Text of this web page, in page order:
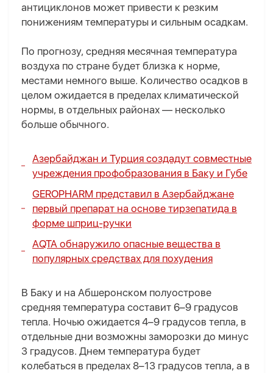
антициклонов может привести к резким
понижениям температуры и сильным осадкам.
По прогнозу, средняя месячная температура
воздуха по стране будет близка к норме,
местами немного выше. Количество осадков в
целом ожидается в пределах климатической
нормы, в отдельных районах — несколько
больше обычного.
Азербайджан и Турция создадут совместные
учреждения профобразования в Баку и Губе
GEROPHARM представил в Азербайджане
первый препарат на основе тирзепатида в
форме шприц-ручки
AQTA обнаружило опасные вещества в
популярных средствах для похудения
В Баку и на Абшеронском полуострове
средняя температура составит 6–9 градусов
тепла. Ночью ожидается 4–9 градусов тепла, в
отдельные дни возможны заморозки до минус
3 градусов. Днем температура будет
колебаться в пределах 8–13 градусов тепла, а в